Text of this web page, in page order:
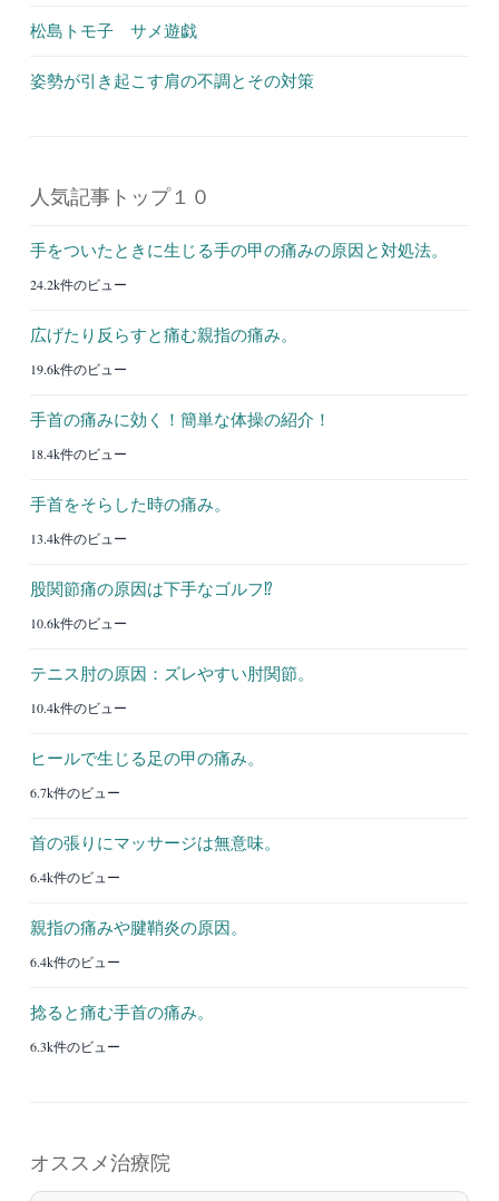
松島トモ子 サメ遊戯
姿勢が引き起こす肩の不調とその対策
人気記事トップ１０
手をついたときに生じる手の甲の痛みの原因と対処法。
24.2k件のビュー
広げたり反らすと痛む親指の痛み。
19.6k件のビュー
手首の痛みに効く！簡単な体操の紹介！
18.4k件のビュー
手首をそらした時の痛み。
13.4k件のビュー
股関節痛の原因は下手なゴルフ⁉︎
10.6k件のビュー
テニス肘の原因：ズレやすい肘関節。
10.4k件のビュー
ヒールで生じる足の甲の痛み。
6.7k件のビュー
首の張りにマッサージは無意味。
6.4k件のビュー
親指の痛みや腱鞘炎の原因。
6.4k件のビュー
捻ると痛む手首の痛み。
6.3k件のビュー
オススメ治療院